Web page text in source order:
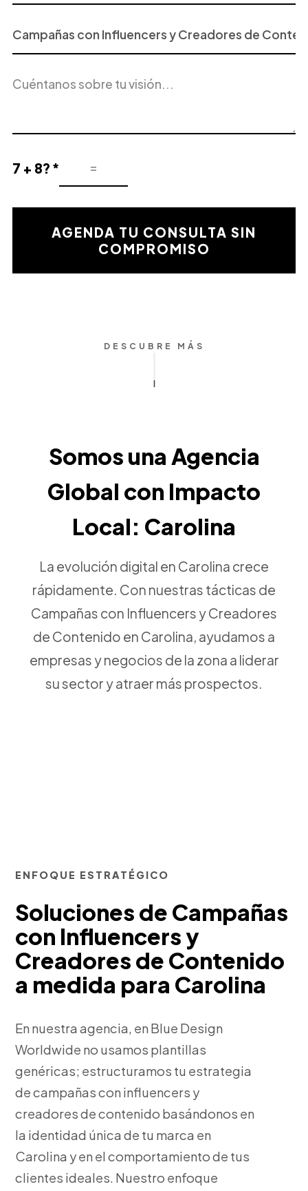
o
Servicio
Interés
del
7 + 8? *
Resultado
la
validaciónAGENDA TU CONSULTA SIN
COMPROMISO
DESCUBRE MÁS
Somos una Agencia
Global con Impacto
Local: Carolina
La evolución digital en Carolina crece
rápidamente. Con nuestras tácticas de
Campañas con Influencers y Creadores
de Contenido en Carolina, ayudamos a
empresas y negocios de la zona a liderar
su sector y atraer más prospectos.
ENFOQUE ESTRATÉGICO
Soluciones de Campañas
con Influencers y
Creadores de Contenido
a medida para Carolina
En nuestra agencia, en Blue Design
Worldwide no usamos plantillas
genéricas; estructuramos tu estrategia
de campañas con influencers y
creadores de contenido basándonos en
la identidad única de tu marca en
Carolina y en el comportamiento de tus
clientes ideales. Nuestro enfoque